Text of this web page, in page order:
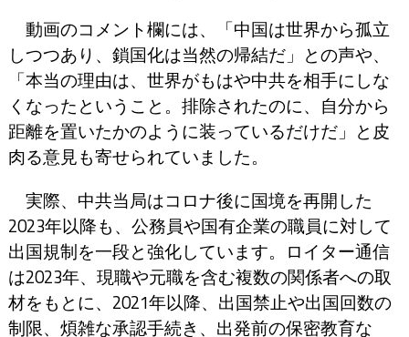
動画のコメント欄には、「中国は世界から孤立
しつつあり、鎖国化は当然の帰結だ」との声や、
「本当の理由は、世界がもはや中共を相手にしな
くなったということ。排除されたのに、自分から
距離を置いたかのように装っているだけだ」と皮
肉る意見も寄せられていました。
実際、中共当局はコロナ後に国境を再開した
2023年以降も、公務員や国有企業の職員に対して
出国規制を一段と強化しています。ロイター通信
は2023年、現職や元職を含む複数の関係者への取
材をもとに、2021年以降、出国禁止や出国回数の
制限、煩雑な承認手続き、出発前の保密教育な